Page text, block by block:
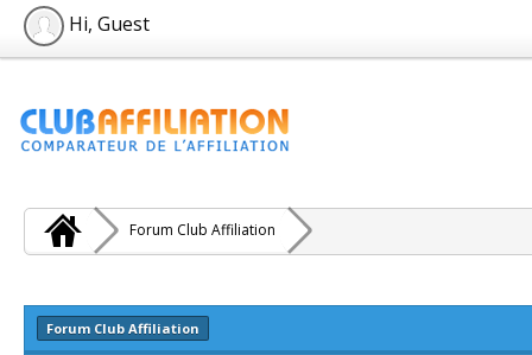
Hi, Guest
Forum Club Affiliation
Forum Club Affiliation